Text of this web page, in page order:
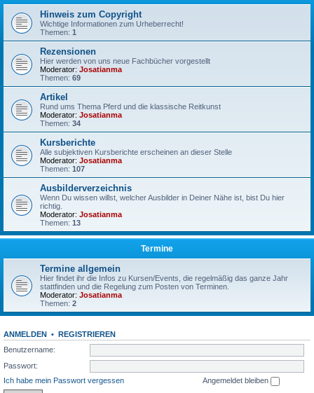
Hinweis zum Copyright
Wichtige Informationen zum Urheberrecht!
Themen: 1
Rezensionen
Hier werden von uns neue Fachbücher vorgestellt
Moderator: Josatianma
Themen: 69
Artikel
Rund ums Thema Pferd und die klassische Reitkunst
Moderator: Josatianma
Themen: 34
Kursberichte
Alle subjektiven Kursberichte erscheinen an dieser Stelle
Moderator: Josatianma
Themen: 107
Ausbilderverzeichnis
Wenn Du wissen willst, welcher Ausbilder in Deiner Nähe ist, bist Du hier
richtig.
Moderator: Josatianma
Themen: 13
Termine
Termine allgemein
Hier findet ihr die Infos zu Kursen/Events, die regelmäßig das ganze Jahr
stattfinden und die Regelung zum Posten von Terminen.
Moderator: Josatianma
Themen: 2
ANMELDEN • REGISTRIEREN
Benutzername:
Passwort:
Ich habe mein Passwort vergessen
Angemeldet bleiben